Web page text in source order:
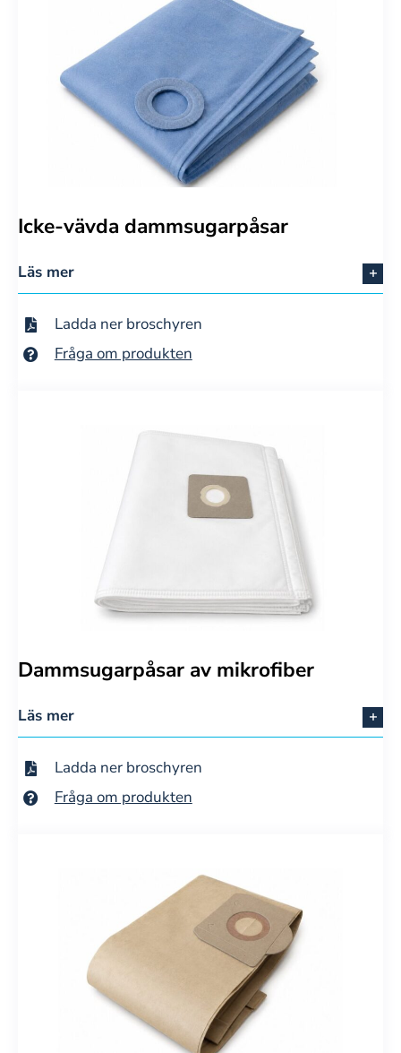
Icke-vävda dammsugarpåsar
Läs mer
Ladda ner broschyren
Fråga om produkten
Dammsugarpåsar av mikrofiber
Läs mer
Ladda ner broschyren
Fråga om produkten